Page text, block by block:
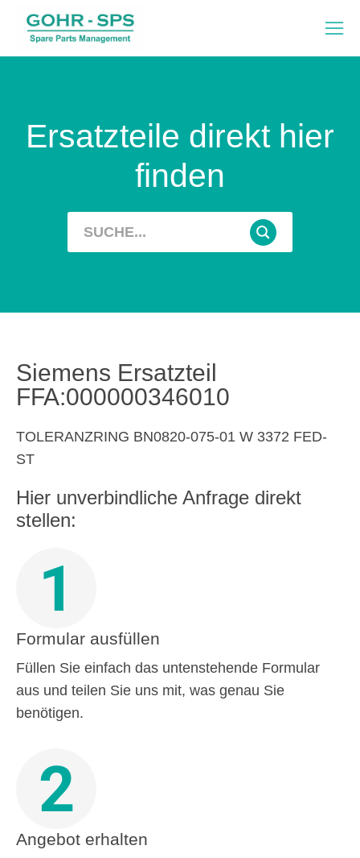
Ersatzteile direkt hier
finden
Siemens Ersatzteil
FFA:000000346010
TOLERANZRING BN0820-075-01 W 3372 FED-
ST
Hier unverbindliche Anfrage direkt
stellen:
1
Formular ausfüllen
Füllen Sie einfach das untenstehende Formular
aus und teilen Sie uns mit, was genau Sie
benötigen.
2
Angebot erhalten